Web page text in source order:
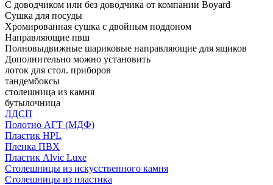
С доводчиком или без доводчика от компании Boyard
Сушка для посуды
Хромированная сушка с двойным поддоном
Направляющие пвш
Полновыдвижные шариковые направляющие для ящиков
Дополнительно можно установить
лоток для стол. приборов
тандембоксы
столешница из камня
бутылочница
ЛДСП
Полотно АГТ (МДФ)
Пластик HPL
Пленка ПВХ
Пластик Alvic Luxe
Столешницы из искусственного камня
Столешницы из пластика